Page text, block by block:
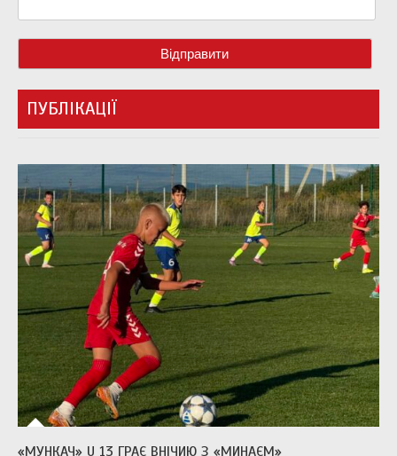
ПУБЛІКАЦІЇ
«МУНКАЧ» U 13 ГРАЄ ВНІЧИЮ З «МИНАЄМ»